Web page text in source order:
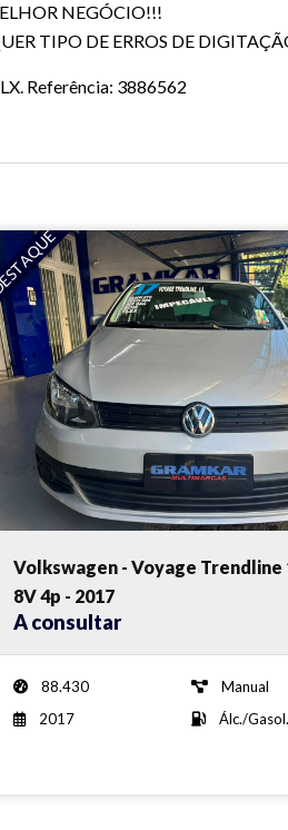
NEGÓCIO!!!
TIPO DE ERROS DE
Referência: 3886562
Volkswagen - Voyage Trendline
8V 4p - 2017
A consultar
88.430
Manual
2017
Álc./Gasol.